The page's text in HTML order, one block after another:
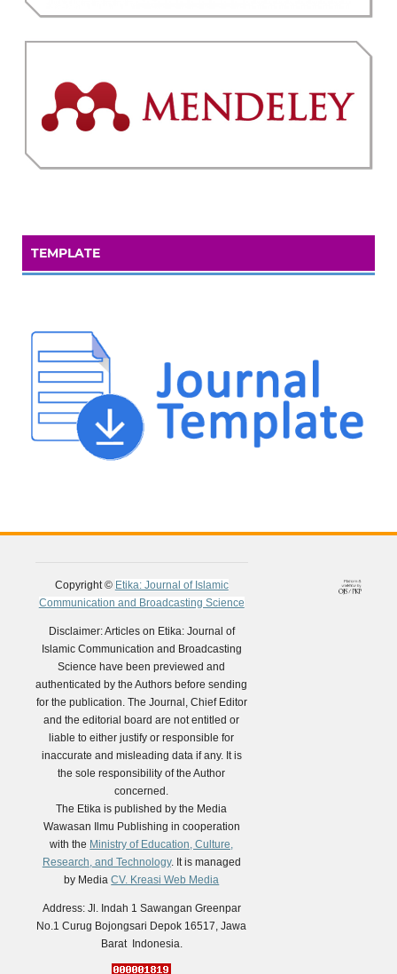
TEMPLATE
Copyright © Etika: Journal of Islamic
Communication and Broadcasting Science
Disclaimer: Articles on Etika: Journal of
Islamic Communication and Broadcasting
Science have been previewed and
authenticated by the Authors before sending
for the publication. The Journal, Chief Editor
and the editorial board are not entitled or
liable to either justify or responsible for
inaccurate and misleading data if any. It is
the sole responsibility of the Author
concerned.
The Etika is published by the Media
Wawasan Ilmu Publishing in cooperation
with the Ministry of Education, Culture,
Research, and Technology. It is managed
by MediaCV. Kreasi Web Media
Address: Jl. Indah 1 Sawangan Greenpar
No.1 Curug Bojongsari Depok 16517, Jawa
Barat Indonesia.